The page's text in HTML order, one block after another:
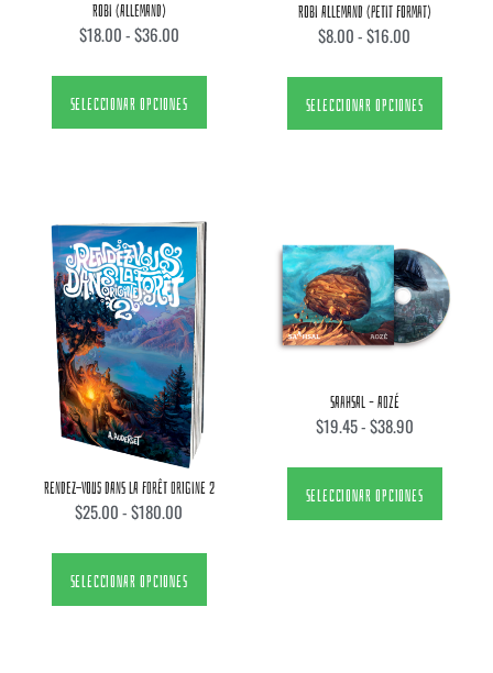
ROBI (ALLEMAND)
$18.00-$36.00
SELECCIONAR OPCIONES
ROBI ALLEMAND (PETIT FORMAT)
$8.00-$16.00
SELECCIONAR OPCIONES
RENDEZ-VOUS DANS LA FORÊT ORIGINE 2
$25.00-$180.00
SELECCIONAR OPCIONES
SAAHSAL – AOZÉ
$19.45-$38.90
SELECCIONAR OPCIONES